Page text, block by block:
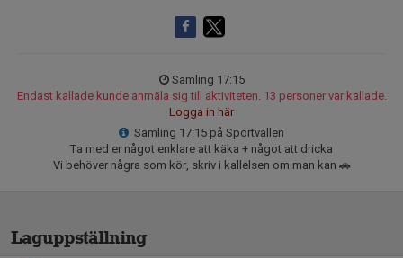
Samling 17:15
Endast kallade kunde anmäla sig till aktiviteten. 13 personer var kallade.
Logga in här
Samling 17:15 på Sportvallen
Ta med er något enklare att käka + något att dricka
Vi behöver några som kör, skriv i kallelsen om man kan 🚗
Laguppställning